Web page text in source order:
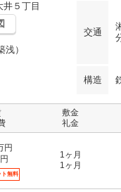
５丁目
交通
）
構造
敷金
礼金
円
ト無料
1ヶ月
1ヶ月